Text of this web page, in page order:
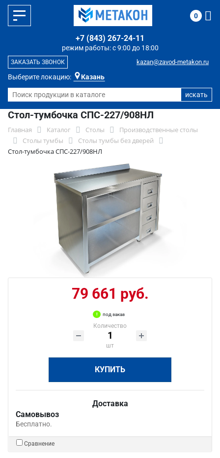
Выберите локацию: Казань
режим работы: с 9:00 до 18:00
+7 (843) 267-24-11
kazan@zavod-metakon.ru
ЗАКАЗАТЬ ЗВОНОК
0
Стол-тумбочка СПС-227/908НЛ
Главная Каталог Столы
Производственные столы
Столы тумбы
Столы тумбы без дверей
Стол-тумбочка СПС-227/908НЛ
79 661 руб.
под заказ
Количество
шт
КУПИТЬ
Доставка
Самовывоз
Бесплатно.
Сравнение